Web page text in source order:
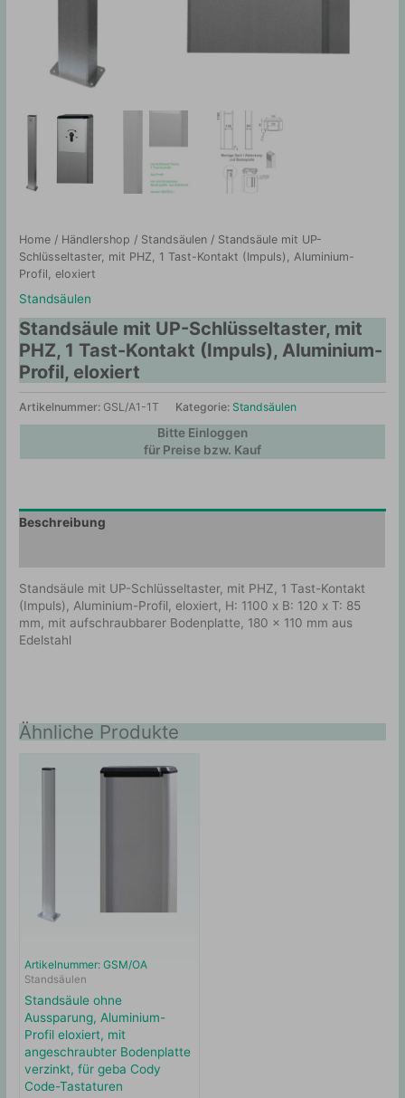
Home / Händlershop / Standsäulen / Standsäule mit UP-
Schlüsseltaster, mit PHZ, 1 Tast-Kontakt (Impuls), Aluminium-
Profil, eloxiert
Standsäulen
Standsäule mit UP-Schlüsseltaster, mit
PHZ, 1 Tast-Kontakt (Impuls), Aluminium-
Profil, eloxiert
Artikelnummer: GSL/A1-1T Kategorie: Standsäulen
Bitte Einloggen
für Preise bzw. Kauf
Beschreibung
Standsäule mit UP-Schlüsseltaster, mit PHZ, 1 Tast-Kontakt
(Impuls), Aluminium-Profil, eloxiert, H: 1100 x B: 120 x T: 85
mm, mit aufschraubbarer Bodenplatte, 180 x 110 mm aus
Edelstahl
Ähnliche Produkte
Artikelnummer: GSM/OA
Standsäulen
Standsäule ohne
Aussparung, Aluminium-
Profil eloxiert, mit
angeschraubter Bodenplatte
verzinkt, für geba Cody
Code-Tastaturen